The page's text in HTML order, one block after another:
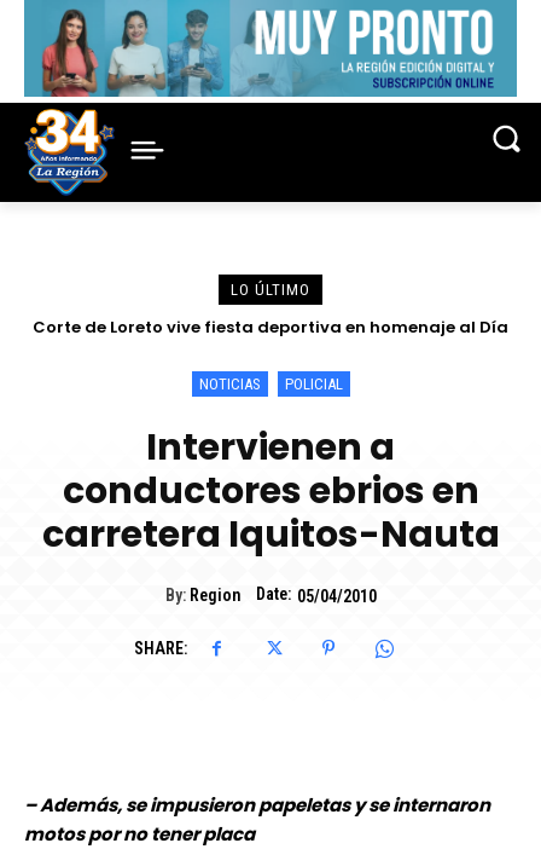
LO ÚLTIMO
Corte de Loreto vive fiesta deportiva en homenaje al Día
Fortalecen conocimientos sobre la lucha contra la
Corte de Loreto
NOTICIAS POLICIAL
Intervienen a
conductores ebrios en
carretera Iquitos-Nauta
By: Region Date: 05/04/2010
SHARE:
– Además, se impusieron papeletas y se internaron
motos por no tener placa